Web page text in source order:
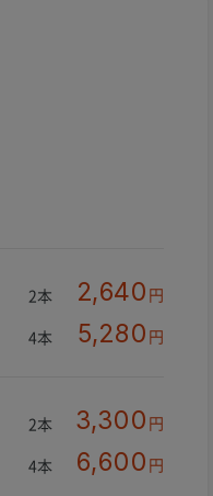
2本 2,640 円
4本 5,280 円
2本 3,300 円
4本 6,600 円